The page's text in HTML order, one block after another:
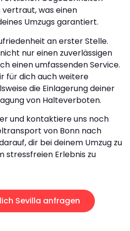
was einen
Umzugs garantiert.
an erster Stelle.
nur einen zuverlässigen
einen umfassenden Service.
für dich auch weitere
die Einlagerung deiner
von Halteverboten.
und kontaktiere uns noch
von Bonn nach
dir bei deinem Umzug zu
stressfreien Erlebnis zu
Sevilla anfragen